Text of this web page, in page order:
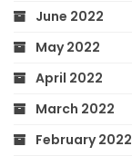
June 2022
May 2022
April 2022
March 2022
February 2022